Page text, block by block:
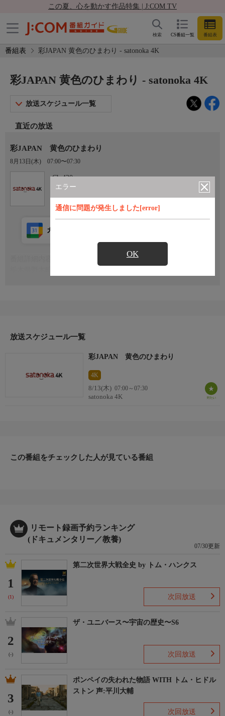
この夏、心を動かす作品特集 | J:COM TV
CS番組一覧 番組表
検索
番組表 彩JAPAN 黄色のひまわり - satonoka 4K
エラー
通信に問題が発生しました[error]
OK
彩JAPAN 黄色のひまわり - satonoka 4K
放送スケジュール一覧
直近の放送
彩JAPAN 黄色のひまわり
8月13日(木) 07:00〜07:30
Ch.420
satonoka 4K
カレンダー登録
放送スケジュール一覧
彩JAPAN 黄色のひまわり
4K
8/13(木) 07:00～07:30
satonoka 4K
この番組をチェックした人が見ている番組
リモート録画予約ランキング
(ドキュメンタリー／教養)
07/30更新
1
(1)
第二次世界大戦全史 by トム・ハンクス
次回放送
2
(-)
ザ・ユニバース〜宇宙の歴史〜S6
次回放送
3
(-)
ポンペイの失われた物語 WITH トム・ヒドル
ストン 声:平川大輔
次回放送